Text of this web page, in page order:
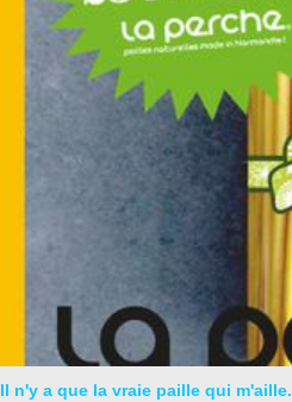
Il n'y a que la vraie paille qui m'aille.